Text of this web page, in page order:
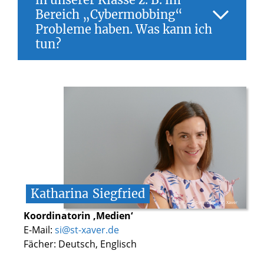
Bereich „Cybermobbing“
Probleme haben. Was kann ich
tun?
eurer Klassenleitung. Zusätzlich könnt ihr
die Medienscouts unserer Schule
kontaktieren, z. B. per Email über Frau
© Gymnasium St. Xaver
Katharina Siegfried
Koordinatorin ‚Medien‘
E-Mail: si@st-xaver.de
Fächer: Deutsch, Englisch